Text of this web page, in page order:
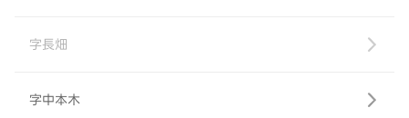
字長畑
字中本木